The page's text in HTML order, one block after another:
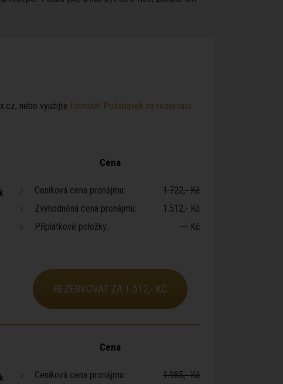
nebo využijte formulář Požadavek na rezervaci
Cena
Ceníková cena pronájmu:
1.722,- Kč
Zvýhodněná cena pronájmu:
1.512,- Kč
Příplatkové položky:
--- Kč
REZERVOVAT ZA 1.512,- KČ
Cena
Ceníková cena pronájmu:
1.985,- Kč